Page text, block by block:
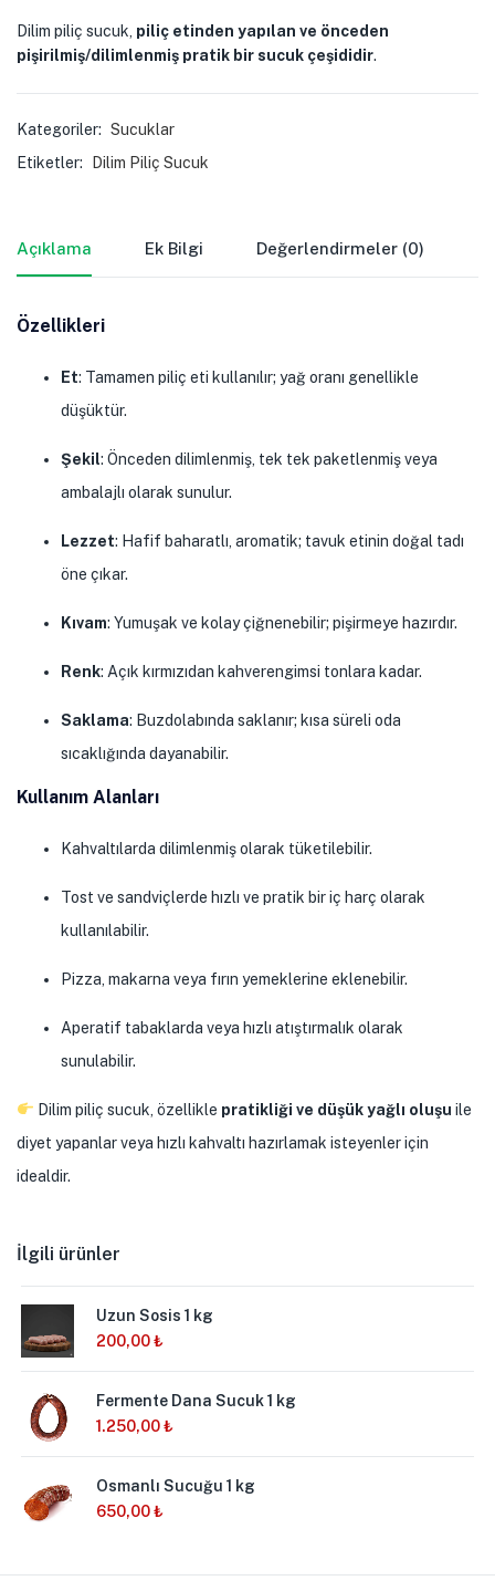
Dilim piliç sucuk, piliç etinden yapılan ve önceden
pişirilmiş/dilimlenmiş pratik bir sucuk çeşididir.
Kategoriler: Sucuklar
Etiketler:
Dilim Piliç Sucuk
Açıklama Ek Bilgi Değerlendirmeler (0)
Özellikleri
Et: Tamamen piliç eti kullanılır; yağ oranı genellikle
düşüktür.
Şekil: Önceden dilimlenmiş, tek tek paketlenmiş veya
ambalajlı olarak sunulur.
Lezzet: Hafif baharatlı, aromatik; tavuk etinin doğal tadı
öne çıkar.
Kıvam: Yumuşak ve kolay çiğnenebilir; pişirmeye hazırdır.
Renk: Açık kırmızıdan kahverengimsi tonlara kadar.
Saklama: Buzdolabında saklanır; kısa süreli oda
sıcaklığında dayanabilir.
Kullanım Alanları
Kahvaltılarda dilimlenmiş olarak tüketilebilir.
Tost ve sandviçlerde hızlı ve pratik bir iç harç olarak
kullanılabilir.
Pizza, makarna veya fırın yemeklerine eklenebilir.
Aperatif tabaklarda veya hızlı atıştırmalık olarak
sunulabilir.
Dilim piliç sucuk, özellikle pratikliği ve düşük yağlı oluşu ile
diyet yapanlar veya hızlı kahvaltı hazırlamak isteyenler için
idealdir.
İlgili ürünler
Uzun Sosis 1 kg
200,00₺
Fermente Dana Sucuk 1 kg
1.250,00₺
Osmanlı Sucuğu 1 kg
650,00₺